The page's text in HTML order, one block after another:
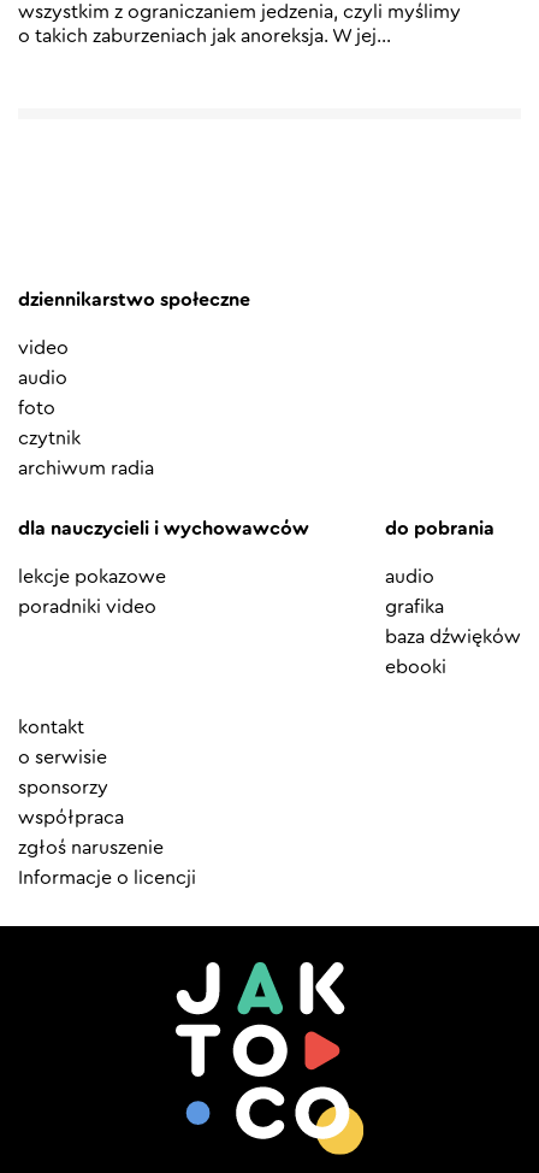
wszystkim z ograniczaniem jedzenia, czyli myślimy
o takich zaburzeniach jak anoreksja. W jej…
dziennikarstwo społeczne
video
audio
foto
czytnik
archiwum radia
dla nauczycieli i wychowawców
lekcje pokazowe
poradniki video
do pobrania
audio
grafika
baza dźwięków
ebooki
Element
menu
kontakt
o serwisie
sponsorzy
współpraca
zgłoś naruszenie
Informacje o licencji